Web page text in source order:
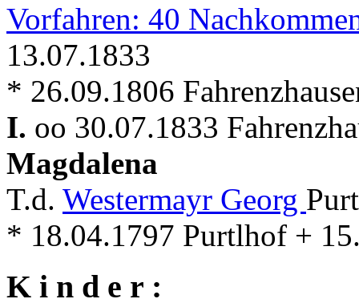
Vorfahren: 40
13.07.1833
* 26.09.1806
I. oo 30.07.1833
Magdalena
T.d. Westermayr Georg
* 18.04.1797 Purtlhof +
K i n d e r :